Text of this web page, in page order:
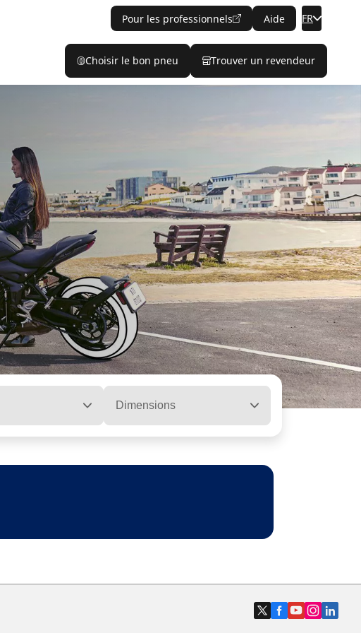
Pour les professionnels Aide FR
Choisir le bon pneu Trouver un revendeur
Dimensions